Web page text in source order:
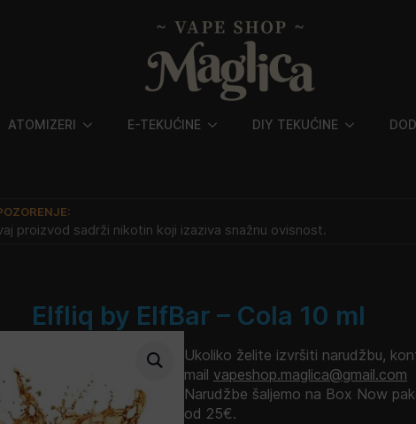
ATOMIZERI E-TEKUĆINE DIY TEKUĆINE
proizvod sadrži nikotin koji izaziva snažnu ovisnost.
Elfliq by ElfBar – Cola 10 ml
Ukoliko želite izvršiti narudžbu,
mail vapeshop.maglica@gmail.com
Narudžbe šaljemo na Box Now
od 25€.